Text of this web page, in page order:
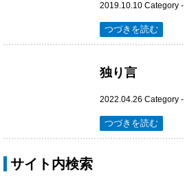
2019.10.10 Category -
つづきを読む
独り言
2022.04.26 Category -
つづきを読む
サイト内検索